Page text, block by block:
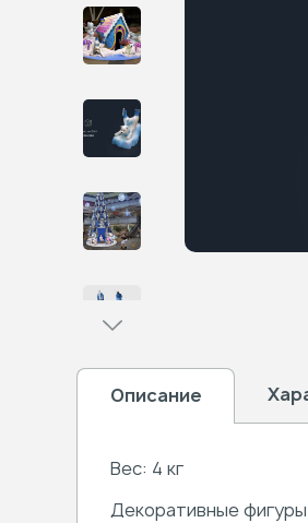
Описание
Вес: 4 кг
Декоративные